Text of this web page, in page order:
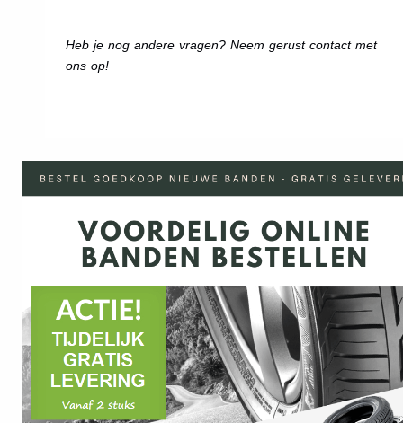
Heb je nog andere vragen? Neem gerust contact met
ons op!